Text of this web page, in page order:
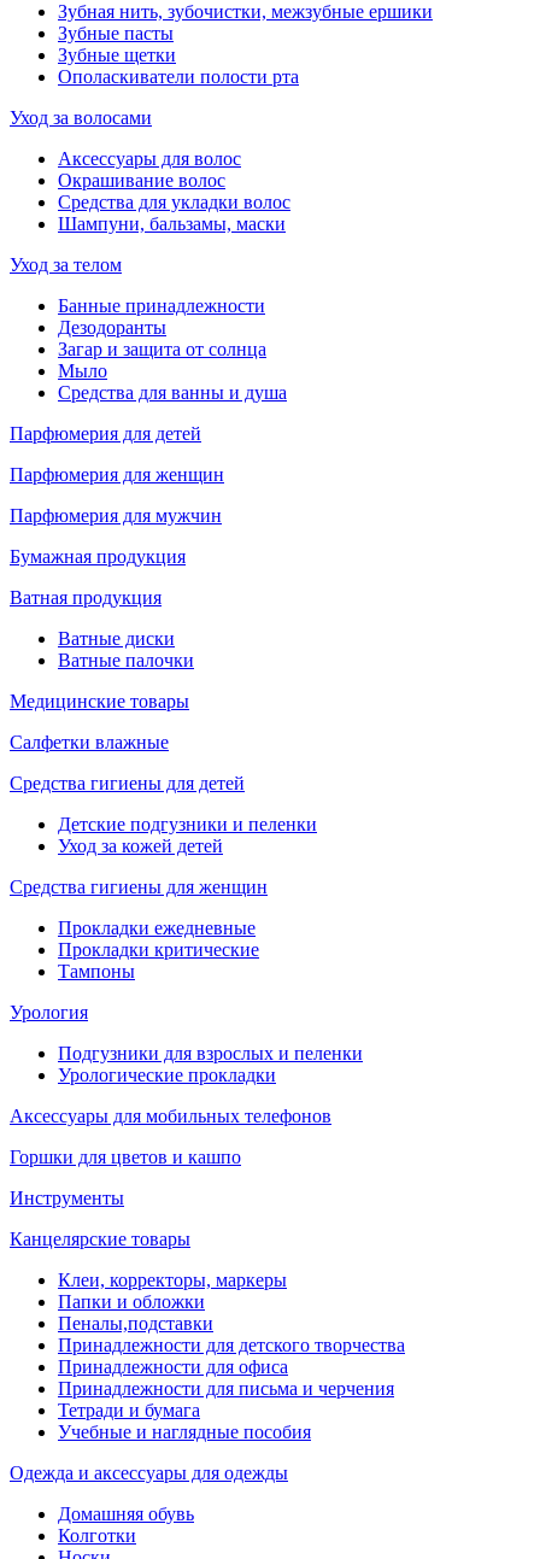
Зубная нить, зубочистки, межзубные ершики
Зубные пасты
Зубные щетки
Ополаскиватели полости рта
Уход за волосами
Аксессуары для волос
Окрашивание волос
Средства для укладки волос
Шампуни, бальзамы, маски
Уход за телом
Банные принадлежности
Дезодоранты
Загар и защита от солнца
Мыло
Средства для ванны и душа
Парфюмерия для детей
Парфюмерия для женщин
Парфюмерия для мужчин
Бумажная продукция
Ватная продукция
Ватные диски
Ватные палочки
Медицинские товары
Салфетки влажные
Средства гигиены для детей
Детские подгузники и пеленки
Уход за кожей детей
Средства гигиены для женщин
Прокладки ежедневные
Прокладки критические
Тампоны
Урология
Подгузники для взрослых и пеленки
Урологические прокладки
Аксессуары для мобильных телефонов
Горшки для цветов и кашпо
Инструменты
Канцелярские товары
Клеи, корректоры, маркеры
Папки и обложки
Пеналы,подставки
Принадлежности для детского творчества
Принадлежности для офиса
Принадлежности для письма и черчения
Тетради и бумага
Учебные и наглядные пособия
Одежда и аксессуары для одежды
Домашняя обувь
Колготки